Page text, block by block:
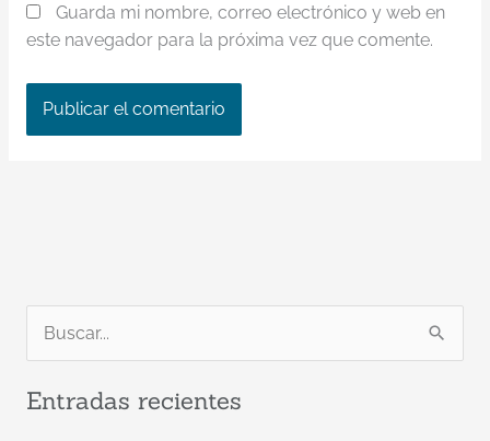
Guarda mi nombre, correo electrónico y web en
este navegador para la próxima vez que comente.
s
Entradas recientes